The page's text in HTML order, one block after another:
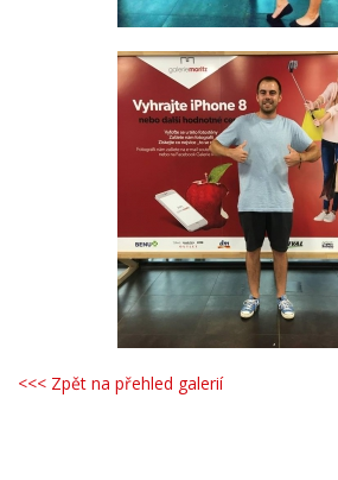
<<< Zpět na přehled galerií